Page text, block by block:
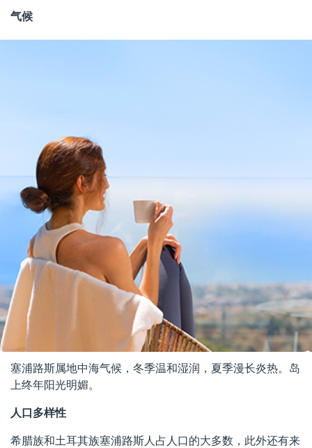
气候
塞浦路斯属地中海气候，冬季温和湿润，夏季漫长炎热。岛
上终年阳光明媚。
人口多样性
希腊族和土耳其族塞浦路斯人占人口的大多数，此外还有来